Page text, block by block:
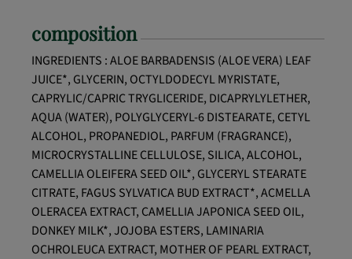
composition
INGREDIENTS : ALOE BARBADENSIS (ALOE VERA) LEAF
JUICE*, GLYCERIN, OCTYLDODECYL MYRISTATE,
CAPRYLIC/CAPRIC TRYGLICERIDE, DICAPRYLYLETHER,
AQUA (WATER), POLYGLYCERYL-6 DISTEARATE, CETYL
ALCOHOL, PROPANEDIOL, PARFUM (FRAGRANCE),
MICROCRYSTALLINE CELLULOSE, SILICA, ALCOHOL,
CAMELLIA OLEIFERA SEED OIL*, GLYCERYL STEARATE
CITRATE, FAGUS SYLVATICA BUD EXTRACT*, ACMELLA
OLERACEA EXTRACT, CAMELLIA JAPONICA SEED OIL,
DONKEY MILK*, JOJOBA ESTERS, LAMINARIA
OCHROLEUCA EXTRACT, MOTHER OF PEARL EXTRACT,